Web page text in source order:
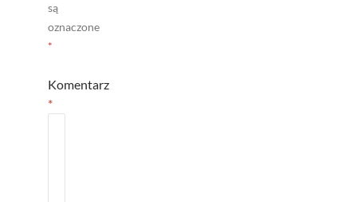
są
oznaczone
*
Komentarz
*